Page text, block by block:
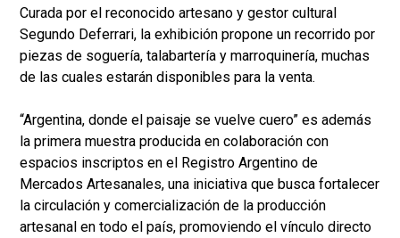
Curada por el reconocido artesano y gestor cultural
Segundo Deferrari, la exhibición propone un recorrido por
piezas de soguería, talabartería y marroquinería, muchas
de las cuales estarán disponibles para la venta.
“Argentina, donde el paisaje se vuelve cuero” es además
la primera muestra producida en colaboración con
espacios inscriptos en el Registro Argentino de
Mercados Artesanales, una iniciativa que busca fortalecer
la circulación y comercialización de la producción
artesanal en todo el país, promoviendo el vínculo directo